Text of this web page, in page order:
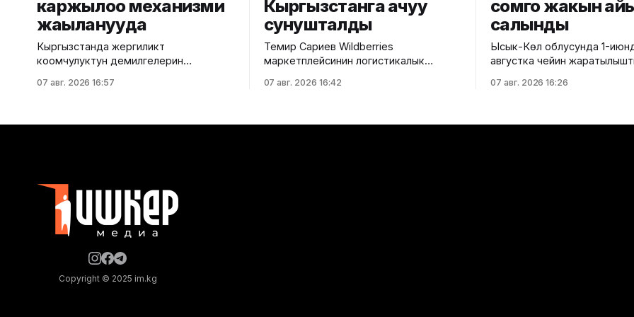
каржылоо механизми
жаңыланууда
Кыргызстанда жергиликтүү
коомчулуктун демилгелерин
өркүндөтүлүп жатат. Бул тууралуу
эле аймактарды көрктөндүрүүгө
багытталган долбоорлор
республикалык казынадан
каржыланат. 2026-жылдын январь–
кирген 13 иш-чаранын
07 авг. 2026 16:57
Кыргызстанга ачуу
сунушталды
Темир Сариев Wildberries
маркетплейсинин логистикалык
жайгаштырууну сунуштады. Бул
07 авг. 2026 16:42
сомго жакын
салынды
Ысык-Көл облусунда 1-
августка чейин
жыйынтыгында 185
07 авг. 2026 16:26
Copyright © 2025 im.kg